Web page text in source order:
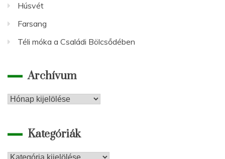
Húsvét
Farsang
Téli móka a Családi Bölcsődében
Archívum
Archívum
Kategóriák
Kategóriák